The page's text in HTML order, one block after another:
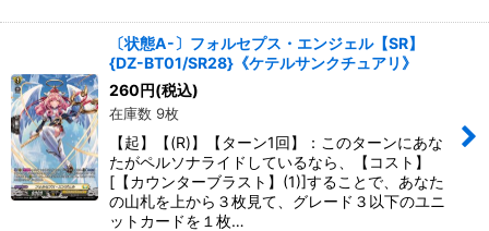
〔状態A-〕フォルセプス・エンジェル【SR】
{DZ-BT01/SR28}《ケテルサンクチュアリ》
260円(税込)
在庫数 9枚
【起】【(R)】【ターン1回】：このターンにあな
たがペルソナライドしているなら、【コスト】
[【カウンターブラスト】(1)]することで、あなた
の山札を上から３枚見て、グレード３以下のユニ
ットカードを１枚…